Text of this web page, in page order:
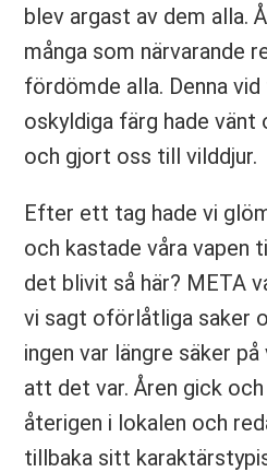
blev argast av dem alla.
många som närvarande
fördömde alla. Denna
oskyldiga färg hade vänt
och gjort oss till vilddjur.
Efter ett tag hade vi
och kastade våra vapen
det blivit så här? META
vi sagt oförlåtliga saker
ingen var längre säker
att det var. Åren gick
återigen i lokalen och
tillbaka sitt